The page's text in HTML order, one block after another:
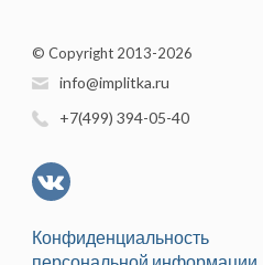
© Copyright 2013-2026
info@implitka.ru
+7(499) 394-05-40
Конфиденциальность